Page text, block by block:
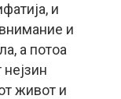
и
и
а потоа
живот и